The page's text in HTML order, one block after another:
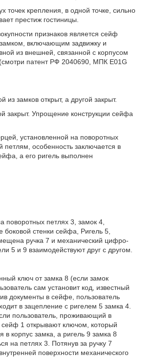
точек крепления, в одной точке, сильно
престиж гостиницы.
признаков является сейф
включающим задвижку и
из внешней, связанной с корпусом
патент РФ 2040690, МПК E01G
замков открыт, а другой закрыт.
закрыт. Упрощение конструкции сейфа
установленной на поворотных
особенность заключается в
а его ригель выполнен
поворотных петлях 3, замок 4,
стенки сейфа, Ригель 5,
ручка 7 и механический цифро-
5 и 9 взаимодействуют друг с другом.
ключ от замка 8 (если замок
сам установит код, известный
документы в сейфе, пользователь
в зацепление с ригелем 5 замка 4.
пользователь, проживающий в
1 открывают ключом, который
корпус замка, а ригель 9 замка 8
на петлях 3. Потянув за ручку 7
поверхности механического